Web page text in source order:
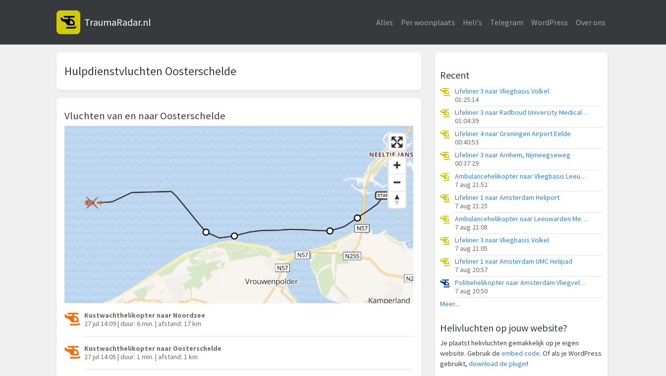
TraumaRadar.nl Alles Per woonplaats Heli's Telegram WordPress Over ons
Hulpdienstvluchten Oosterschelde
Vluchten van en naar Oosterschelde
Kustwachthelikopter naar Noordzee
27 jul 14:09 | duur: 6 min. | afstand: 17 km
Kustwachthelikopter naar Oosterschelde
27 jul 14:05 | duur: 1 min. | afstand: 1 km
Recent
Lifeliner 3 naar Vliegbasis Volkel
01:25:14
Lifeliner 3 naar Radboud University Medical Center Heliport
01:04:39
Lifeliner 4 naar Groningen Airport Eelde
00:40:53
Lifeliner 3 naar Arnhem, Nijmeegseweg
00:37:29
Ambulancehelikopter naar Vliegbasis Leeuwarden
7 aug 21:52
Lifeliner 1 naar Amsterdam Heliport
7 aug 21:25
Ambulancehelikopter naar Leeuwarden Medical Center Heliport
7 aug 21:08
Lifeliner 3 naar Vliegbasis Volkel
7 aug 21:05
Lifeliner 1 naar Amsterdam UMC Helipad
7 aug 20:57
Politiehelikopter naar Amsterdam Vliegveld Schiphol
7 aug 20:50
Meer...
Helivluchten op jouw website?
Je plaatst helivluchten gemakkelijk op je eigen
website. Gebruik de embed code. Of als je WordPress
gebruikt, download de plugin!